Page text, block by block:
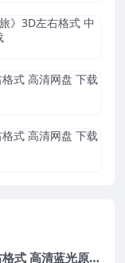
》3D左右格式 中
式 高清网盘 下载
式 高清网盘 下载
3D电影《阿凡达2水之道》3D左右格式 高清蓝光原盘 网盘下载 中文配音 4K3DVR电影